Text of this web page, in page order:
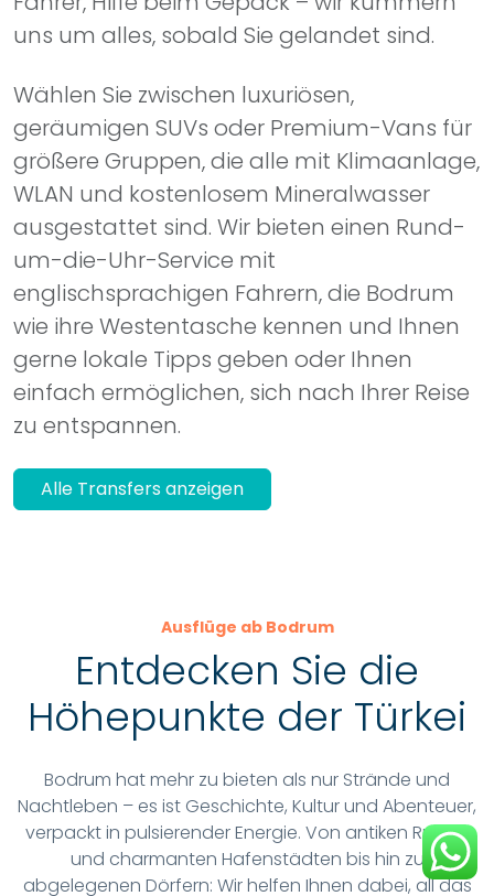
Wählen Sie zwischen luxuriösen,
geräumigen SUVs oder Premium-Vans für
größere Gruppen, die alle mit Klimaanlage,
WLAN und kostenlosem Mineralwasser
ausgestattet sind. Wir bieten einen Rund-
um-die-Uhr-Service mit
englischsprachigen Fahrern, die Bodrum
wie ihre Westentasche kennen und Ihnen
gerne lokale Tipps geben oder Ihnen
einfach ermöglichen, sich nach Ihrer Reise
zu entspannen.
Alle Transfers anzeigen
Höhepunkte der Türkei
Bodrum hat mehr zu bieten als nur Strände und
Nachtleben – es ist Geschichte, Kultur und Abenteuer,
und charmanten Hafenstädten bis hin zu
abgelegenen Dörfern: Wir helfen Ihnen dabei, all das
zu entdecken.